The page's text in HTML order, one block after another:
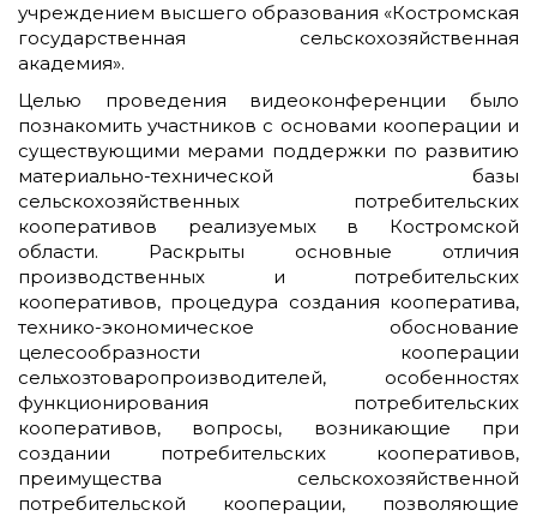
учреждением высшего образования «Костромская
государственная сельскохозяйственная
академия».
Целью проведения видеоконференции было
познакомить участников с основами кооперации и
существующими мерами поддержки по развитию
материально-технической базы
сельскохозяйственных потребительских
кооперативов реализуемых в Костромской
области. Раскрыты основные отличия
производственных и потребительских
кооперативов, процедура создания кооператива,
технико-экономическое обоснование
целесообразности кооперации
сельхозтоваропроизводителей, особенностях
функционирования потребительских
кооперативов, вопросы, возникающие при
создании потребительских кооперативов,
преимущества сельскохозяйственной
потребительской кооперации, позволяющие